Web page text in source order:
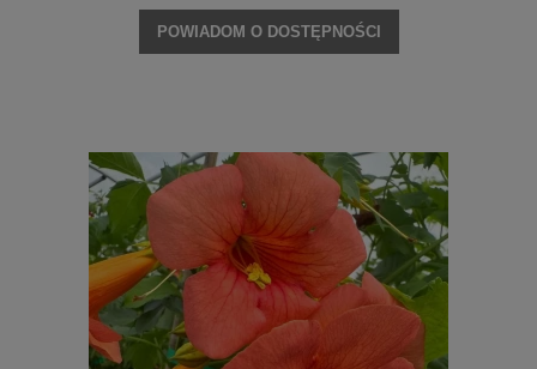
POWIADOM O DOSTĘPNOŚCI